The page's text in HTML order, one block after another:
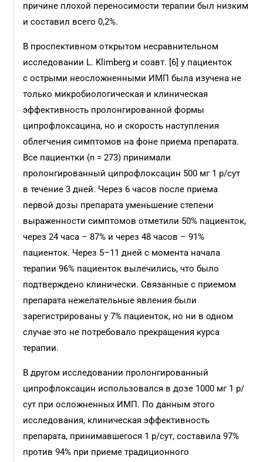
причине плохой переносимости терапии был низким
и составил всего 0,2%.
В проспективном открытом несравнительном
исследовании L. Klimberg и соавт. [6] у пациенток
с острыми неосложненными ИМП была изучена не
только микробиологическая и клиническая
эффективность пролонгированной формы
ципрофлоксацина, но и скорость наступления
облегчения симптомов на фоне приема препарата.
Все пациентки (n = 273) принимали
пролонгированный ципрофлоксацин 500 мг 1 р/сут
в течение 3 дней. Через 6 часов после приема
первой дозы препарата уменьшение степени
выраженности симптомов отметили 50% пациенток,
через 24 часа – 87% и через 48 часов – 91%
пациенток. Через 5–11 дней с момента начала
терапии 96% пациенток вылечились, что было
подтверждено клинически. Связанные с приемом
препарата нежелательные явления были
зарегистрированы у 7% пациенток, но ни в одном
случае это не потребовало прекращения курса
терапии.
В другом исследовании пролонгированный
ципрофлоксацин использовался в дозе 1000 мг 1 р/
сут при осложненных ИМП. По данным этого
исследования, клиническая эффективность
препарата, принимавшегося 1 р/сут, составила 97%
против 94% при приеме традиционного